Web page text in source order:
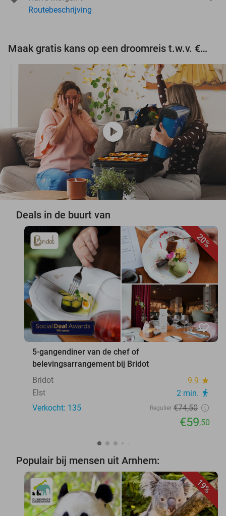
Routebeschrijving
Maak gratis kans op een droomreis t.w.v. €3.000!
play_circle
Deals in de buurt van
20%
favorite_border
5-gangendiner van de chef of
belevingsarrangement bij Bridot
Bridot
9.9 star
Elst 2 min. directions_walk
Verkocht: 135 Regulier €74,50
€59,50
Populair bij mensen uit Arnhem:
19%